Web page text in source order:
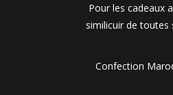
Pour les cadeaux
similicuir de
Confection